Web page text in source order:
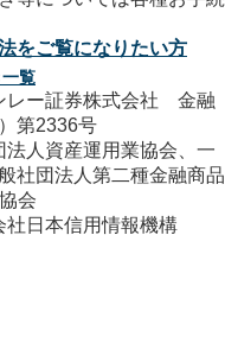
をご覧になりたい方
覧
レー証券株式会社 金融
第2336号
人資産運用業協会、一
社団法人第二種金融商品
会
社日本信用情報機構